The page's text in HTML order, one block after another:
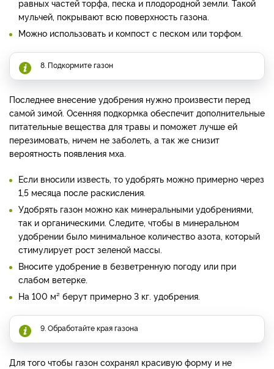
равных частей торфа, песка и плодородной земли. Такой
мульчей, покрывают всю поверхность газона.
Можно использовать и компост с песком или торфом.
8. Подкормите газон
Последнее внесение удобрения нужно произвести перед
самой зимой. Осенняя подкормка обеспечит дополнительные
питательные вещества для травы и поможет лучше ей
перезимовать, ничем не заболеть, а так же снизит
вероятность появления мха.
Если вносили известь, то удобрять можно примерно через
1,5 месяца после раскисления.
Удобрять газон можно как минеральными удобрениями,
так и органическими. Следите, чтобы в минеральном
удобрении было минимальное количество азота, который
стимулирует рост зеленой массы.
Вносите удобрение в безветренную погоду или при
слабом ветерке.
На 100 м² берут примерно 3 кг. удобрения.
9. Обработайте края газона
Для того чтобы газон сохранял красивую форму и не